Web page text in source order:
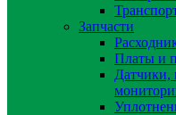
Запчасти
Платы и
Датчики,